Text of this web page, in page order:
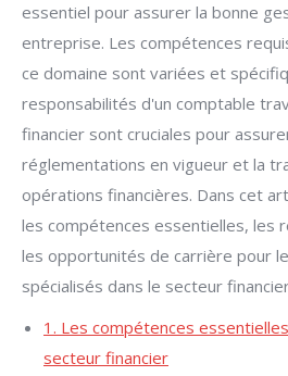
essentiel pour assurer la bonne
entreprise. Les compétences
ce domaine sont variées et
responsabilités d'un comptable
financier sont cruciales pour
réglementations en vigueur et la
opérations financières. Dans cet
les compétences essentielles, les
les opportunités de carrière pour
spécialisés dans le secteur
1. Les compétences
secteur financier